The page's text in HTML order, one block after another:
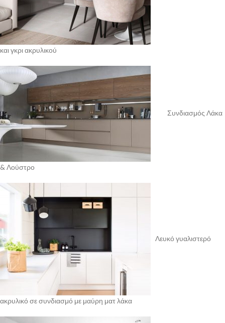
και γκρι ακρυλικού
Συνδιασμός Λάκα
& Λούστρο
Λευκό γυαλιστερό
ακρυλικό σε συνδιασμό με μαύρη ματ λάκα